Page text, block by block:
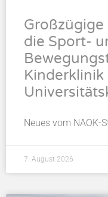
die Sport-
Kinderklinik
Neues vom NAOK-
7. August 2026